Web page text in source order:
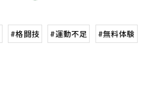
#格闘技 #運動不足 #無料体験